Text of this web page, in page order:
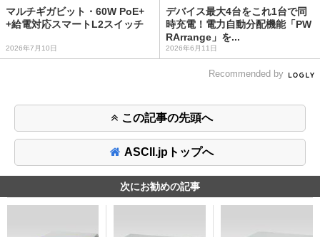
マルチギガビット・60W PoE+
+給電対応スマートL2スイッチ
2026年7月10日
デバイス最大4台をこれ1台で同
時充電！電力自動分配機能「PW
RArrange」を...
2026年6月11日
Recommended by
この記事の先頭へ
ASCII.jpトップへ
次にお勧めの記事